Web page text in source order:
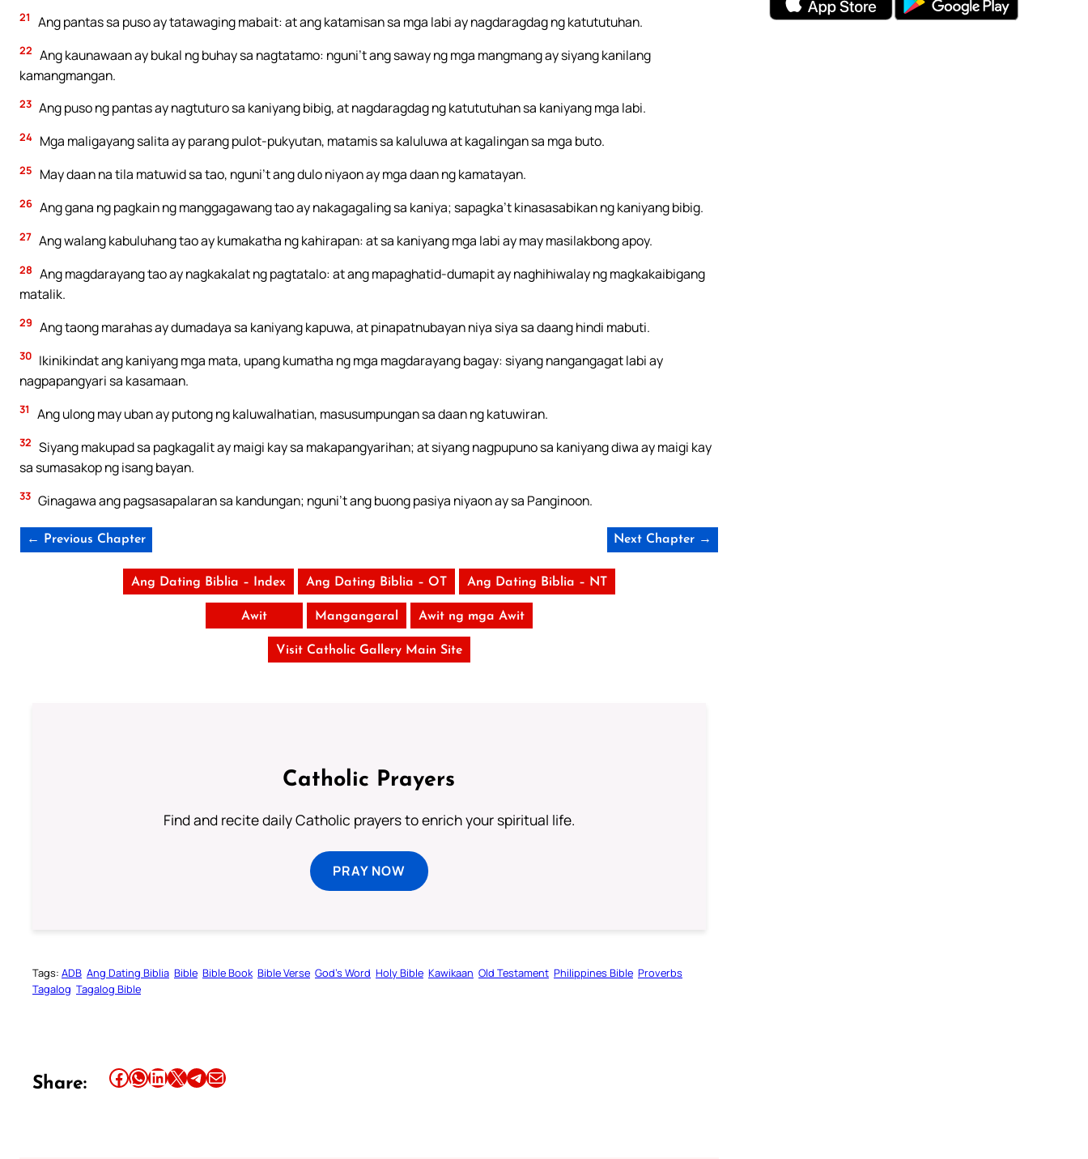
21 Ang pantas sa puso ay tatawaging mabait: at ang katamisan sa mga labi ay nagdaragdag ng katututuhan.
22 Ang kaunawaan ay bukal ng buhay sa nagtatamo: nguni’t ang saway ng mga mangmang ay siyang kanilang
kamangmangan.
23 Ang puso ng pantas ay nagtuturo sa kaniyang bibig, at nagdaragdag ng katututuhan sa kaniyang mga labi.
24 Mga maligayang salita ay parang pulot-pukyutan, matamis sa kaluluwa at kagalingan sa mga buto.
25 May daan na tila matuwid sa tao, nguni’t ang dulo niyaon ay mga daan ng kamatayan.
26 Ang gana ng pagkain ng manggagawang tao ay nakagagaling sa kaniya; sapagka’t kinasasabikan ng kaniyang bibig.
27 Ang walang kabuluhang tao ay kumakatha ng kahirapan: at sa kaniyang mga labi ay may masilakbong apoy.
28 Ang magdarayang tao ay nagkakalat ng pagtatalo: at ang mapaghatid-dumapit ay naghihiwalay ng magkakaibigang
matalik.
29 Ang taong marahas ay dumadaya sa kaniyang kapuwa, at pinapatnubayan niya siya sa daang hindi mabuti.
30 Ikinikindat ang kaniyang mga mata, upang kumatha ng mga magdarayang bagay: siyang nangangagat labi ay
nagpapangyari sa kasamaan.
31 Ang ulong may uban ay putong ng kaluwalhatian, masusumpungan sa daan ng katuwiran.
32 Siyang makupad sa pagkagalit ay maigi kay sa makapangyarihan; at siyang nagpupuno sa kaniyang diwa ay maigi kay
sa sumasakop ng isang bayan.
33 Ginagawa ang pagsasapalaran sa kandungan; nguni’t ang buong pasiya niyaon ay sa Panginoon.
← Previous Chapter Next Chapter →
Ang Dating Biblia – Index Ang Dating Biblia – OT Ang Dating Biblia – NT
Awit Mangangaral Awit ng mga Awit
Visit Catholic Gallery Main Site
Catholic Prayers
Find and recite daily Catholic prayers to enrich your spiritual life.
PRAY NOW
Tags: ADB Ang Dating Biblia Bible Bible Book Bible Verse God’s Word Holy Bible Kawikaan Old Testament Philippines Bible Proverbs
Tagalog Tagalog Bible
Share: Share this article on Facebook Share this article on WhatsApp Share this article on LinkedIn Share this article on X Share this article on TelegramEmail this Article